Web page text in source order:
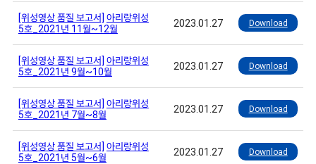
[위성영상 품질 보고서] 아리랑위성
5호_2021년 11월~12월
2023.01.27 Download
[위성영상 품질 보고서] 아리랑위성
5호_2021년 9월~10월
2023.01.27 Download
[위성영상 품질 보고서] 아리랑위성
5호_2021년 7월~8월
2023.01.27 Download
[위성영상 품질 보고서] 아리랑위성
5호_2021년 5월~6월
2023.01.27 Download